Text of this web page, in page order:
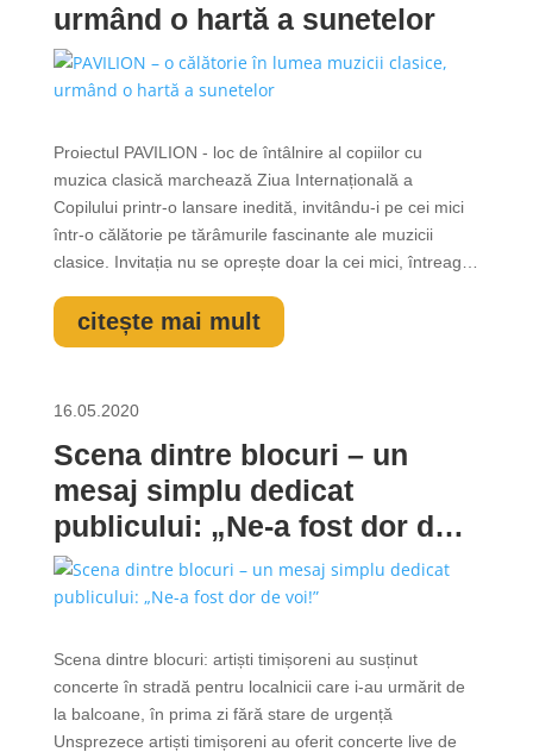
urmând o hartă a sunetelor
Proiectul PAVILION - loc de întâlnire al copiilor cu
muzica clasică marchează Ziua Internațională a
Copilului printr-o lansare inedită, invitându-i pe cei mici
într-o călătorie pe tărâmurile fascinante ale muzicii
clasice. Invitația nu se oprește doar la cei mici, întreaga
cadrul emisiunilor! Prima emisiune va avea premiera
online în 1...
citește mai mult
16.05.2020
Scena dintre blocuri – un
mesaj simplu dedicat
publicului: „Ne-a fost dor de
voi!”
Scena dintre blocuri: artiști timișoreni au susținut
concerte în stradă pentru localnicii care i-au urmărit de
la balcoane, în prima zi fără stare de urgență
Unsprezece artiști timișoreni au oferit concerte live de